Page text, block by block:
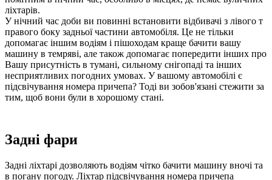
ліхтарів.
У нічний час доби ви повинні встановити відбивачі з лівого т
правого боку задньої частини автомобіля. Це не тільки
допомагає іншим водіям і пішоходам краще бачити вашу
машину в темряві, але також допомагає попередити інших про
Вашу присутність в тумані, сильному снігопаді та інших
несприятливих погодних умовах. У вашому автомобілі є
підсвічування номера причепа? Тоді ви зобов'язані стежити за
тим, щоб вони були в хорошому стані.
Задні фари
Задні ліхтарі дозволяють водіям чітко бачити машину вночі та
в погану погоду. Ліхтар підсвічування номера причепа